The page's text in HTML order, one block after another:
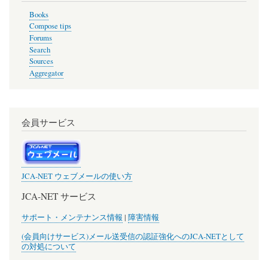
Books
Compose tips
Forums
Search
Sources
Aggregator
会員サービス
JCA-NET ウェブメールの使い方
JCA-NET サービス
サポート・メンテナンス情報 | 障害情報
(会員向けサービス)メール送受信の認証強化へのJCA-NETとして
の対処について